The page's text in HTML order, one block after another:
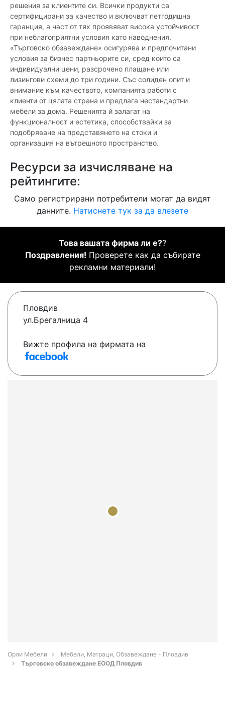
решения за клиентите си. Всички продукти са
сертифицирани за качество и включват петгодишна
гаранция, а част от тях проявяват висока устойчивост
при неблагоприятни условия като наводнения.
«Търговско обзавеждане» осигурява и предпочитани
условия за бизнес партньорите си, сред които са
индивидуални цени, разсрочено плащане или
лизингови схеми до три години. Със солиден опит и
внимание към качеството, компанията работи с
клиенти от цялата страна и предлага нестандартни
мебели за дома. Решенията й залагат на
функционалност и естетика, способствайки за
подобряване на представянето на стоки и
организация на вътрешното пространство.
Ресурси за изчисляване на
рейтингите:
Само регистрирани потребители могат да видят
данните. Натиснете тук за да влезете
Това вашата фирма ли е??
Поздравления! Проверете как да събирате
рекламни материали!
Пловдив
ул.Брегалница 4
Вижте профила на фирмата на
Орли Мебели
Мебели, Матраци, Обзавеждане - Пловдив
Търговско обзавеждане ЕООД Пловдив